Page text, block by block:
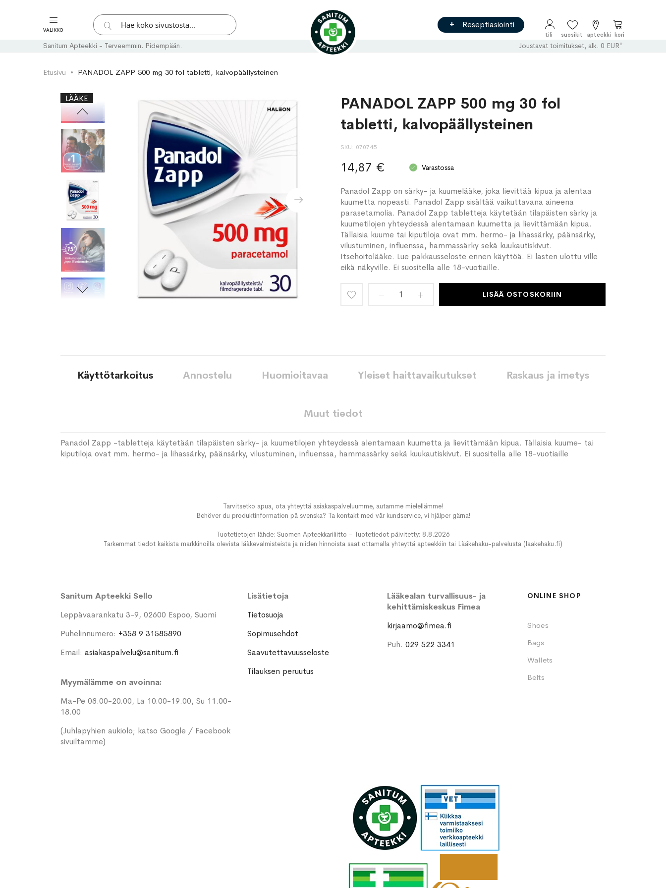
VALIKKO
Hae
Hae
Reseptiasiointi
Ostoskori
Sanitum Apteekki - Terveemmin. Pidempään. Joustavat toimitukset, alk. 0 EUR*
Etusivu PANADOL ZAPP 500 mg 30 fol tabletti, kalvopäällysteinen
Skip
to
the
end
of
the
images
gallery
Skip
to
the
beginning
of
the
images
gallery
LÄÄKE
PANADOL ZAPP 500 mg 30 fol
tabletti, kalvopäällysteinen
SKU 070745
14,87 € Varastossa
Panadol Zapp on särky- ja kuumelääke, joka lievittää kipua ja alentaa
kuumetta nopeasti. Panadol Zapp sisältää vaikuttavana aineena
parasetamolia. Panadol Zapp tabletteja käytetään tilapäisten särky ja
kuumetilojen yhteydessä alentamaan kuumetta ja lievittämään kipua.
Tällaisia kuume tai kiputiloja ovat mm. hermo- ja lihassärky, päänsärky,
vilustuminen, influenssa, hammassärky sekä kuukautiskivut.
Itsehoitolääke. Lue pakkausseloste ennen käyttöä. Ei lasten ulottu ville
eikä näkyville. Ei suositella alle 18-vuotiaille.
LISÄÄ OSTOSKORIIN
Käyttötarkoitus
Panadol Zapp -tabletteja käytetään tilapäisten särky- ja kuumetilojen yhteydessä alentamaan kuumetta ja lievittämään kipua. Tällaisia kuume- tai
kiputiloja ovat mm. hermo- ja lihassärky, päänsärky, vilustuminen, influenssa, hammassärky sekä kuukautiskivut. Ei suositella alle 18-vuotiaille
Annostelu Huomioitavaa Yleiset haittavaikutukset Raskaus ja imetys
Muut tiedot
Tarvitsetko apua, ota yhteyttä asiakaspalveluumme, autamme mielellämme!
Behöver du produktinformation på svenska? Ta kontakt med vår kundservice, vi hjälper gärna!
Tuotetietojen lähde: Suomen Apteekkariliitto - Tuotetiedot päivitetty: 8.8.2026
Tarkemmat tiedot kaikista markkinoilla olevista lääkevalmisteista ja niiden hinnoista saat ottamalla yhteyttä apteekkiin tai Lääkehaku-palvelusta (laakehaku.fi)
Sanitum Apteekki Sello
Leppävaarankatu 3-9, 02600 Espoo, Suomi
Puhelinnumero: +358 9 31585890
Email: asiakaspalvelu@sanitum.fi
Myymälämme on avoinna:
Ma-Pe 08.00-20.00, La 10.00-19.00, Su 11.00-
18.00
(Juhlapyhien aukiolo; katso Google / Facebook
sivuiltamme)
Lisätietoja
Tietosuoja
Sopimusehdot
Saavutettavuusseloste
Tilauksen peruutus
Lääkealan turvallisuus- ja
kehittämiskeskus Fimea
kirjaamo@fimea.fi
Puh.029 522 3341
ONLINE SHOP
Shoes
Bags
Wallets
Belts